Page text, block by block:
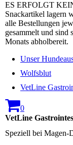
ES ERFOLGT
Snackartikel lagern
alle Bestellungen
gesammelt und sind
Monats abholbereit.
Unser
Wolfsblut
VetLine
0
VetLine
Speziell bei Magen-